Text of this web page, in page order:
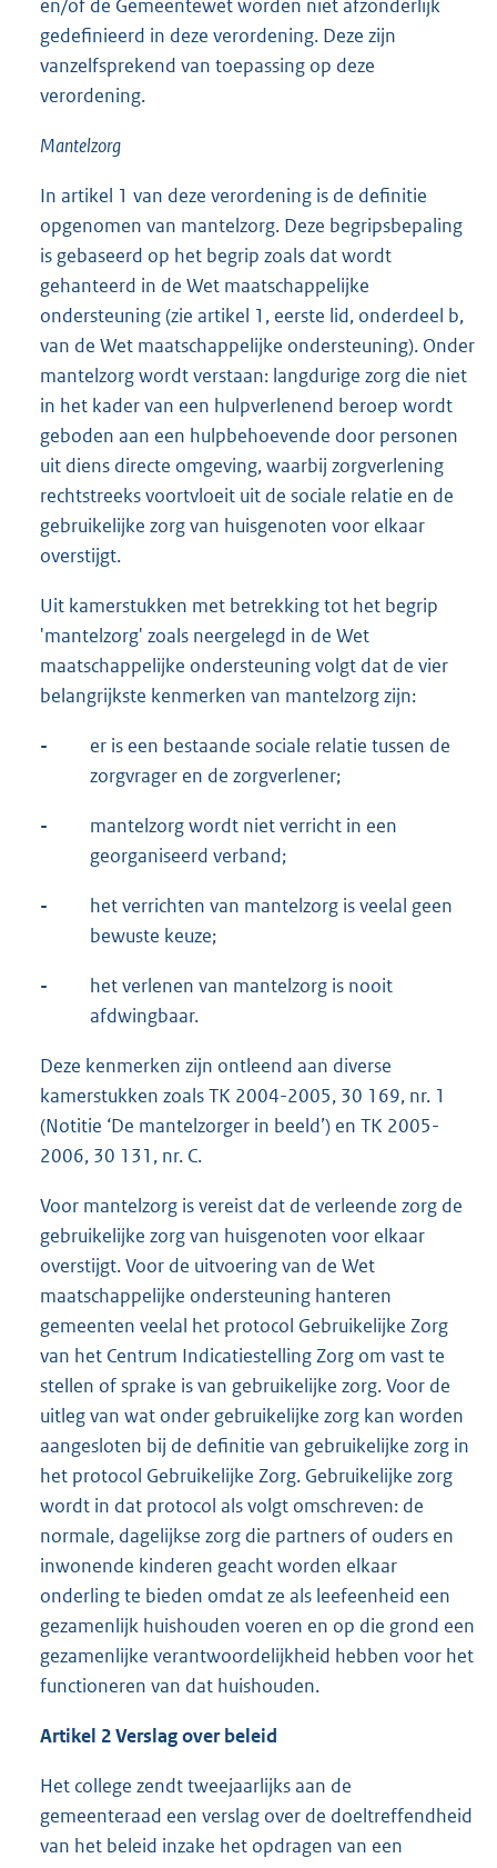
en/of de Gemeentewet worden niet afzonderlijk
gedefinieerd in deze verordening. Deze zijn
vanzelfsprekend van toepassing op deze
verordening.
Mantelzorg
In artikel 1 van deze verordening is de definitie
opgenomen van mantelzorg. Deze begripsbepaling
is gebaseerd op het begrip zoals dat wordt
gehanteerd in de Wet maatschappelijke
ondersteuning (zie artikel 1, eerste lid, onderdeel b,
van de Wet maatschappelijke ondersteuning). Onder
mantelzorg wordt verstaan: langdurige zorg die niet
in het kader van een hulpverlenend beroep wordt
geboden aan een hulpbehoevende door personen
uit diens directe omgeving, waarbij zorgverlening
rechtstreeks voortvloeit uit de sociale relatie en de
gebruikelijke zorg van huisgenoten voor elkaar
overstijgt.
Uit kamerstukken met betrekking tot het begrip
'mantelzorg' zoals neergelegd in de Wet
maatschappelijke ondersteuning volgt dat de vier
belangrijkste kenmerken van mantelzorg zijn:
-
er is een bestaande sociale relatie tussen de
zorgvrager en de zorgverlener;
-
mantelzorg wordt niet verricht in een
georganiseerd verband;
-
het verrichten van mantelzorg is veelal geen
bewuste keuze;
-
het verlenen van mantelzorg is nooit
afdwingbaar.
Deze kenmerken zijn ontleend aan diverse
kamerstukken zoals TK 2004-2005, 30 169, nr. 1
(Notitie ‘De mantelzorger in beeld’) en TK 2005-
2006, 30 131, nr. C.
Voor mantelzorg is vereist dat de verleende zorg de
gebruikelijke zorg van huisgenoten voor elkaar
overstijgt. Voor de uitvoering van de Wet
maatschappelijke ondersteuning hanteren
gemeenten veelal het protocol Gebruikelijke Zorg
van het Centrum Indicatiestelling Zorg om vast te
stellen of sprake is van gebruikelijke zorg. Voor de
uitleg van wat onder gebruikelijke zorg kan worden
aangesloten bij de definitie van gebruikelijke zorg in
het protocol Gebruikelijke Zorg. Gebruikelijke zorg
wordt in dat protocol als volgt omschreven: de
normale, dagelijkse zorg die partners of ouders en
inwonende kinderen geacht worden elkaar
onderling te bieden omdat ze als leefeenheid een
gezamenlijk huishouden voeren en op die grond een
gezamenlijke verantwoordelijkheid hebben voor het
functioneren van dat huishouden.
Artikel 2 Verslag over beleid
Het college zendt tweejaarlijks aan de
gemeenteraad een verslag over de doeltreffendheid
van het beleid inzake het opdragen van een